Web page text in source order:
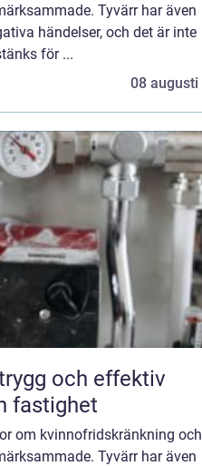
Tyvärr har även
händelser, och det är inte
för ...
08 augusti
fastighet
om kvinnofridskränkning och
Tyvärr har även